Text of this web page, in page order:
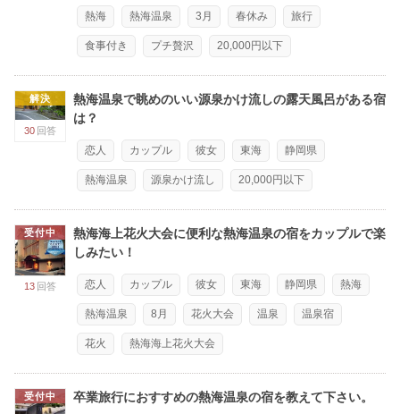
熱海 熱海温泉 3月 春休み 旅行
食事付き プチ贅沢 20,000円以下
解決
30 回答
熱海温泉で眺めのいい源泉かけ流しの露天風呂がある宿
は？
恋人 カップル 彼女 東海 静岡県
熱海温泉 源泉かけ流し 20,000円以下
受付中
13 回答
熱海海上花火大会に便利な熱海温泉の宿をカップルで楽
しみたい！
恋人 カップル 彼女 東海 静岡県 熱海
熱海温泉 8月 花火大会 温泉 温泉宿
花火 熱海海上花火大会
受付中 卒業旅行におすすめの熱海温泉の宿を教えて下さい。